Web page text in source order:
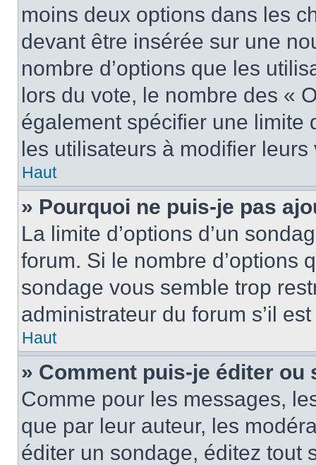
moins deux options dans les
devant être insérée sur une
nombre d’options que les
lors du vote, le nombre des «
également spécifier une limite
les utilisateurs à modifier leurs
Haut
» Pourquoi ne puis-je pas
La limite d’options d’un
forum. Si le nombre d’options
sondage vous semble trop
administrateur du forum s’il
Haut
» Comment puis-je éditer ou
Comme pour les messages,
que par leur auteur, les
éditer un sondage, éditez tout